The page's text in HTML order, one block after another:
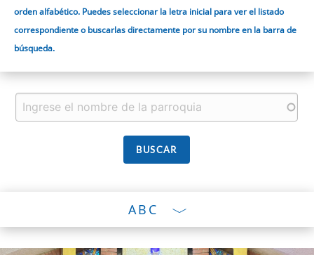
orden alfabético. Puedes seleccionar la letra inicial para ver el listado
correspondiente o buscarlas directamente por su nombre en la barra de
búsqueda.
ABC